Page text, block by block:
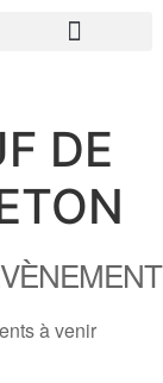
DE
à venir